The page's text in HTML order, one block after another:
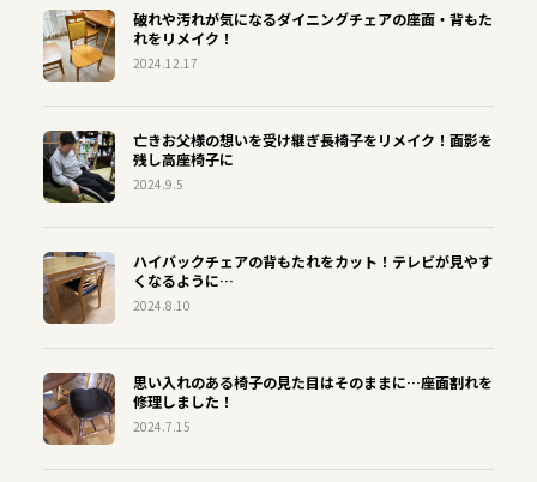
破れや汚れが気になるダイニングチェアの座面・背もた
れをリメイク！
2024.12.17
亡きお父様の想いを受け継ぎ長椅子をリメイク！面影を
残し高座椅子に
2024.9.5
ハイバックチェアの背もたれをカット！テレビが見やす
くなるように…
2024.8.10
思い入れのある椅子の見た目はそのままに…座面割れを
修理しました！
2024.7.15